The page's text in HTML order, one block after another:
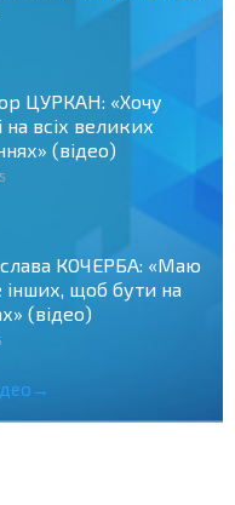
ЦУРКАН: «Хочу
на всіх великих
(відео)
КОЧЕРБА: «Маю
інших, щоб бути на
(відео)